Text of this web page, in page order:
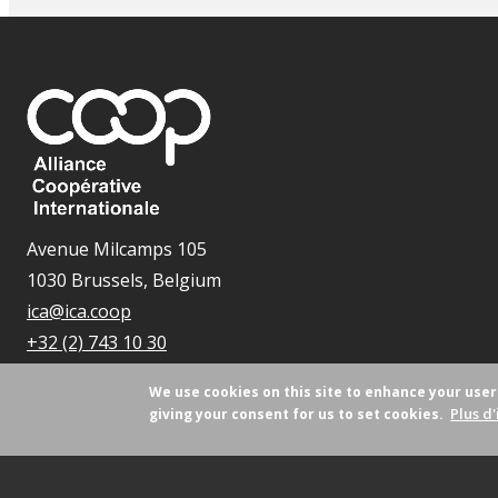
Avenue Milcamps 105
1030 Brussels, Belgium
ica@ica.coop
+32 (2) 743 10 30
We use cookies on this site to enhance your
giving your consent for us to set cookies. Plus